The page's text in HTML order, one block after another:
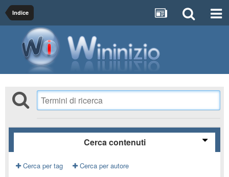
Indice
Cerca contenuti
Cerca per tag Cerca per autore